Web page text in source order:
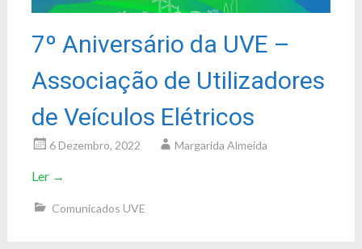
7º Aniversário da UVE –
Associação de Utilizadores
de Veículos Elétricos
6 Dezembro, 2022 Margarida Almeida
Ler →
Comunicados UVE